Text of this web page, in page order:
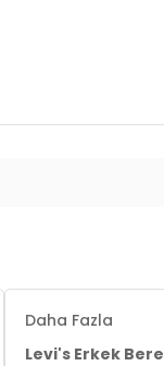
Daha Fazla
Levi's Erkek Bere